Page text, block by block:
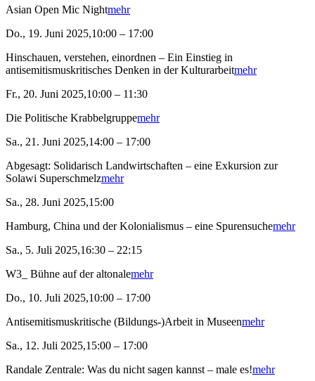
Asian Open Mic Nightmehr
Do., 19. Juni 2025,10:00 – 17:00
Hinschauen, verstehen, einordnen – Ein Einstieg in
antisemitismuskritisches Denken in der Kulturarbeitmehr
Fr., 20. Juni 2025,10:00 – 11:30
Die Politische Krabbelgruppemehr
Sa., 21. Juni 2025,14:00 – 17:00
Abgesagt: Solidarisch Landwirtschaften – eine Exkursion zur
Solawi Superschmelzmehr
Sa., 28. Juni 2025,15:00
Hamburg, China und der Kolonialismus – eine Spurensuchemehr
Sa., 5. Juli 2025,16:30 – 22:15
W3_ Bühne auf der altonalemehr
Do., 10. Juli 2025,10:00 – 17:00
Antisemitismuskritische (Bildungs-)Arbeit in Museenmehr
Sa., 12. Juli 2025,15:00 – 17:00
Randale Zentrale: Was du nicht sagen kannst – male es!mehr